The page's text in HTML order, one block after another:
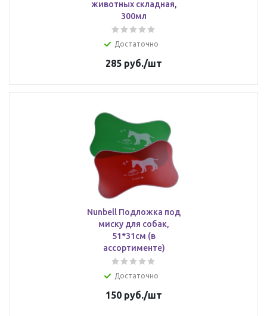
животных складная,
300мл
Достаточно
285 руб./шт
Nunbell Подложка под
миску для собак,
51*31см (в
ассортименте)
Достаточно
150 руб./шт